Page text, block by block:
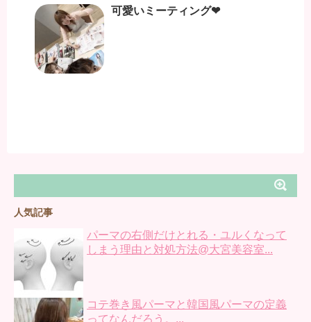
可愛いミーティング❤︎
人気記事
パーマの右側だけとれる・ユルくなって
しまう理由と対処方法@大宮美容室...
コテ巻き風パーマと韓国風パーマの定義
ってなんだろう。...